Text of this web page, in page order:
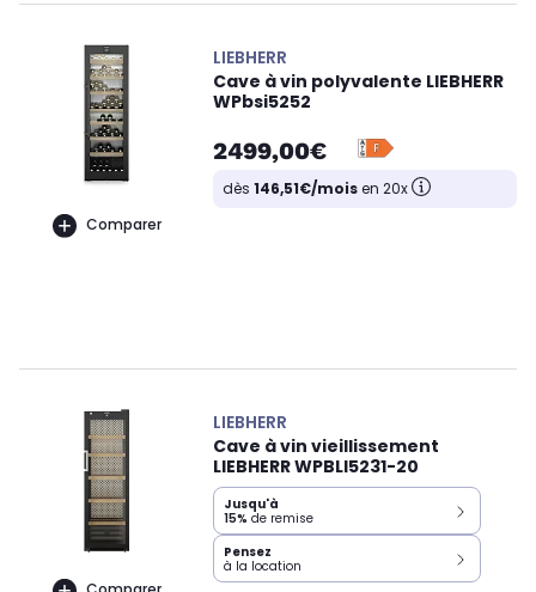
Comparer
LIEBHERR
Cave à vin polyvalente LIEBHERR
WPbsi5252
2499,00€
dès 146,51€/moisen 20x
LIEBHERR
Cave à vin vieillissement
LIEBHERR WPBLI5231-20
Jusqu'à
15% de remise
Pensez
à la location